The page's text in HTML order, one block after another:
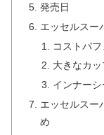
発売日
エッセルスー
コストパ
大きなカッ
インナーシ
エッセルスー
め